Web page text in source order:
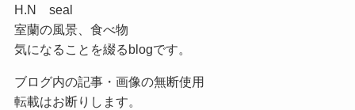
H.N seal
室蘭の風景、食べ物
気になることを綴るblogです。
ブログ内の記事・画像の無断使用
転載はお断りします。